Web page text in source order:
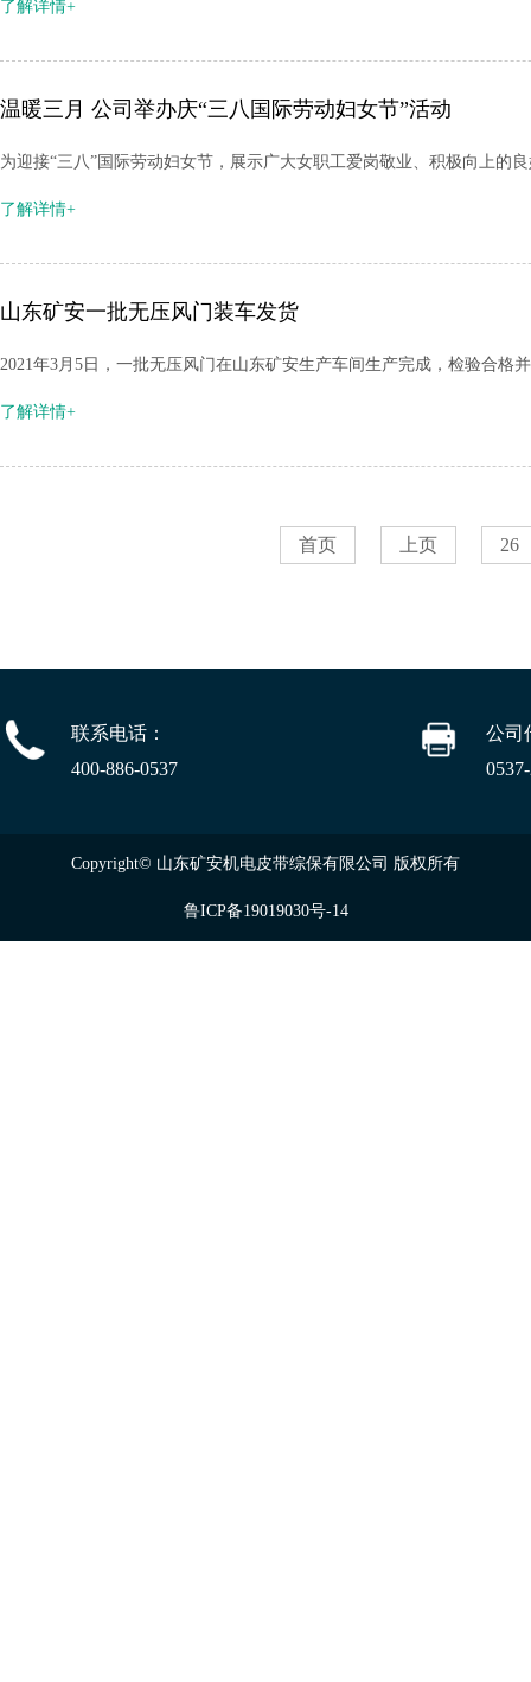
了解详情+
温暖三月 公司举办庆“三八国际劳动妇女节”活动
为迎接“三八”国际劳动妇女节，展示广大女职工爱岗敬业、积极向上的
了解详情+
山东矿安一批无压风门装车发货
2021年3月5日，一批无压风门在山东矿安生产车间生产完成，检验合格
了解详情+
首页 上页 26
联系电话：
400-886-0537
公司
Copyright© 山东矿安机电皮带综保有限公司 版权所有
鲁ICP备19019030号-14